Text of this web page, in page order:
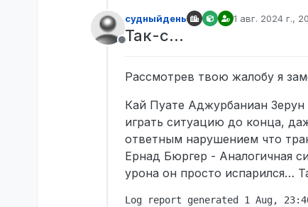
Не в сети
судныйдень 1 авг. 2024 г.,
Так-с…
Рассмотрев твою жалобу я
Кай Пуате Аджурбаниан
играть ситуацию до конца,
ответным нарушением что
Ернад Бюргер - Аналогичная
урона он просто испарился…
Log report generated 1 Aug,